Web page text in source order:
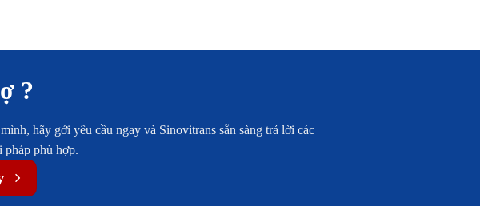
?
hãy gởi yêu cầu ngay và Sinovitrans sẵn sàng trả lời các
pháp phù hợp.